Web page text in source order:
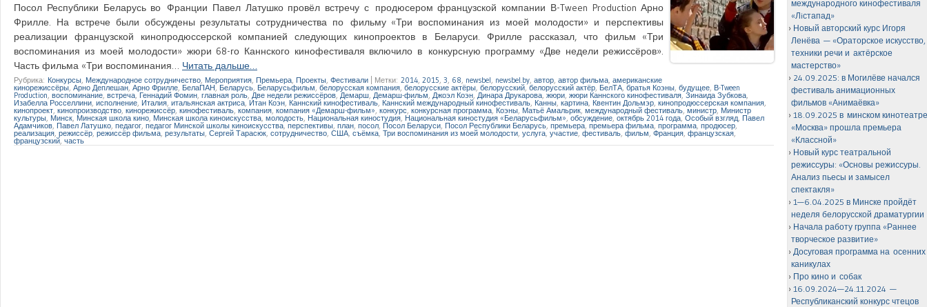
Посол Республики Беларусь во Франции Павел Латушко провёл встречу с продюсером французской компании В-Tween Production Арно
Фрилле. На встрече были обсуждены результаты сотрудничества по фильму «Три воспоминания из моей молодости» и перспективы
реализации французской кинопродюссерской компанией следующих кинопроектов в Беларуси. Фрилле рассказал, что фильм «Три
воспоминания из моей молодости» жюри 68-го Каннского кинофестиваля включило в конкурсную программу «Две недели режиссёров».
Часть фильма «Три воспоминания… Читать дальше…
Рубрика: Конкурсы Международное сотрудничество Мероприятия Премьера Проекты Фестивали Метки: 2014 2015 3 68 newsbel newsbel.by автор автор фильма американские
кинорежиссёры Арно Деплешан, Арно Фрилле БелаПАН, Беларусь Беларусьфильм белорусская компания белорусские актёры белорусский,белорусский актёр БелТА братья Коэны будущее В-Tween
Production воспоминание встреча ,Геннадий Фомин главная роль Две недели режиссёров, Демарш Демарш-фильм Джоэл Коэн ,Динара Друкарова ,жюри жюри Каннского кинофестиваля,Зинаида Зубкова
Изабелла Росселлини исполнение Италия итальянская актриса ,Итан Коэн Каннский кинофестиваль, Каннский международный кинофестиваль Канны, картина Квентин Дольмэр кинопродюссерская компания
кинопроект кинопроизводство кинорежиссёр кинофестиваль компания компания «Демарш-фильм» ,конкурс конкурсная программа ,Коэны Матьё Амальрик международный фестиваль ,министр Министр
культуры Минск Минская школа кино Минская школа киноискусства молодость Национальная киностудия Национальная киностудия «Беларусьфильм» ,обсуждение ,октябрь 2014 года ,Особый взгляд Павел
Адамчиков Павел Латушко педагог педагог Минской школы киноискусства,перспективы план посол Посол Беларуси Посол Республики Беларусь премьера премьера фильма программа продюсер
реализация режиссёр,режиссёр фильма результаты Сергей Тарасюк сотрудничество США съёмка, Три воспоминания из моей молодости услуга, участие фестиваль фильм Франция французская,
французский часть
международного кинофестиваля
«Лiстапад»
Новый авторский курс Игоря
Ленёва — «Ораторское искусство,
техники речи и актёрское
мастерство»
24.09.2025: в Могилёве начался
фестиваль анимационных
фильмов «Анимаёвка»
18.09.2025 в минском
«Москва» прошла премьера
«Классной»
Новый курс театральной
режиссуры: «Основы режиссуры.
Анализ пьесы и замысел
спектакля»
1—6.04.2025 в Минске пройдёт
неделя белорусской драматургии
Начала работу группа «Раннее
творческое развитие»
Досуговая программа на осенних
каникулах
Про кино и собак
16.09.2024—24.11.2024 —
Республиканский конкурс чтецов